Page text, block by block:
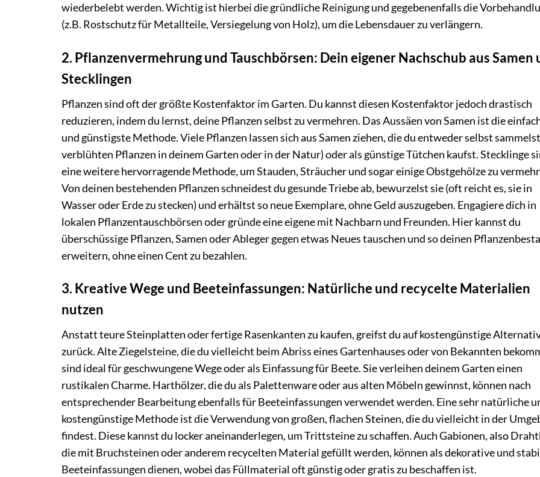
wiederbelebt werden. Wichtig ist hierbei die gründliche Reinigung und gegebenenfalls die
(z.B. Rostschutz für Metallteile, Versiegelung von Holz), um die Lebensdauer zu verlängern.
2. Pflanzenvermehrung und Tauschbörsen: Dein eigener Nachschub aus Samen
Stecklingen
Pflanzen sind oft der größte Kostenfaktor im Garten. Du kannst diesen Kostenfaktor jedoch drastisch
reduzieren, indem du lernst, deine Pflanzen selbst zu vermehren. Das Aussäen von Samen ist die
und günstigste Methode. Viele Pflanzen lassen sich aus Samen ziehen, die du entweder selbst
verblühten Pflanzen in deinem Garten oder in der Natur) oder als günstige Tütchen kaufst. Stecklinge
eine weitere hervorragende Methode, um Stauden, Sträucher und sogar einige Obstgehölze zu
Von deinen bestehenden Pflanzen schneidest du gesunde Triebe ab, bewurzelst sie (oft reicht es, sie in
Wasser oder Erde zu stecken) und erhältst so neue Exemplare, ohne Geld auszugeben. Engagiere dich in
lokalen Pflanzentauschbörsen oder gründe eine eigene mit Nachbarn und Freunden. Hier kannst du
überschüssige Pflanzen, Samen oder Ableger gegen etwas Neues tauschen und so deinen
erweitern, ohne einen Cent zu bezahlen.
3. Kreative Wege und Beeteinfassungen: Natürliche und recycelte Materialien
nutzen
Anstatt teure Steinplatten oder fertige Rasenkanten zu kaufen, greifst du auf kostengünstige
zurück. Alte Ziegelsteine, die du vielleicht beim Abriss eines Gartenhauses oder von Bekannten
sind ideal für geschwungene Wege oder als Einfassung für Beete. Sie verleihen deinem Garten einen
rustikalen Charme. Harthölzer, die du als Palettenware oder aus alten Möbeln gewinnst, können nach
entsprechender Bearbeitung ebenfalls für Beeteinfassungen verwendet werden. Eine sehr natürliche
kostengünstige Methode ist die Verwendung von großen, flachen Steinen, die du vielleicht in der
findest. Diese kannst du locker aneinanderlegen, um Trittsteine zu schaffen. Auch Gabionen, also
die mit Bruchsteinen oder anderem recycelten Material gefüllt werden, können als dekorative und
Beeteinfassungen dienen, wobei das Füllmaterial oft günstig oder gratis zu beschaffen ist.